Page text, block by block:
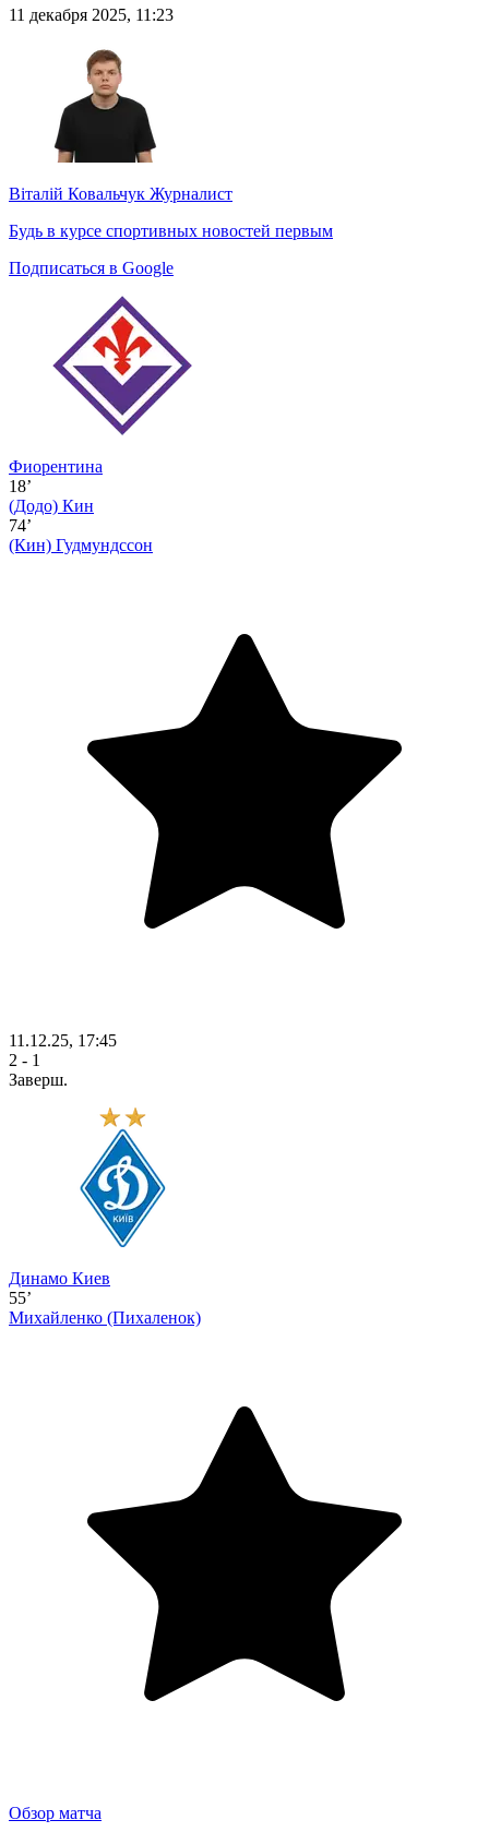
11 декабря 2025, 11:23
Віталій Ковальчук Журналист
Будь в курсе спортивных новостей первым
Подписаться в Google
Фиорентина
18’
(Додо) Кин
74’
(Кин) Гудмундссон
11.12.25, 17:45
2 - 1
Заверш.
Динамо Киев
55’
Михайленко (Пихаленок)
Обзор матча